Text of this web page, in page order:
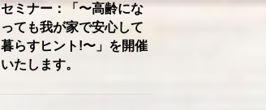
セミナー：「〜高齢にな
っても我が家で安心して
暮らすヒント!〜」を開催
いたします。